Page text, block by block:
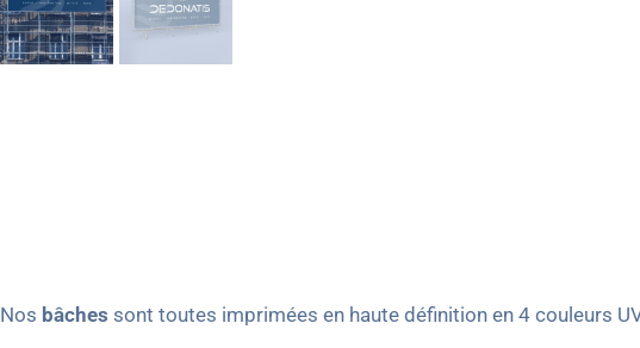
Nos bâches sont toutes imprimées en haute définition en 4 couleurs